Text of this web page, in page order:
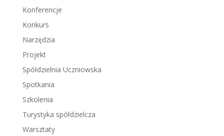
Konferencje
Konkurs
Narzędzia
Projekt
Spółdzielnia Uczniowska
Spotkania
Szkolenia
Turystyka spółdzielcza
Warsztaty